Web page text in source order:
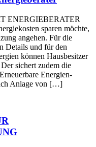
ENERGIEBERATER
sparen möchte,
angehen. Für die
Details und für den
können Hausbesitzer
sichert zudem die
Energien-
Anlage von […]